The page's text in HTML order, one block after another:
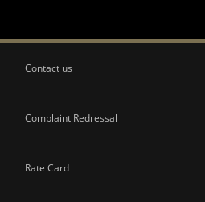
Contact us
Complaint Redressal
Rate Card